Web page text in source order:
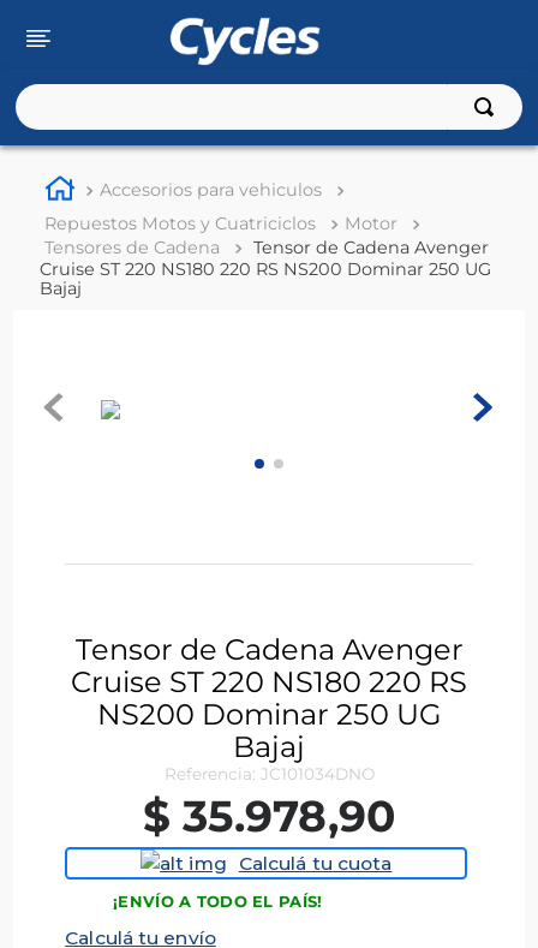
Buscar
Accesorios para vehiculos
Repuestos Motos y Cuatriciclos
Motor
Tensores de Cadena
Tensor de Cadena Avenger
Cruise ST 220 NS180 220 RS NS200 Dominar 250 UG
Bajaj
Tensor de Cadena Avenger
Cruise ST 220 NS180 220 RS
NS200 Dominar 250 UG
Bajaj
Referencia: JC101034DNO
$ 35.978,90
Calculá tu cuota
¡ENVÍO A TODO EL PAÍS!
Calculá tu envío
1.
rouser
2.
110
3.